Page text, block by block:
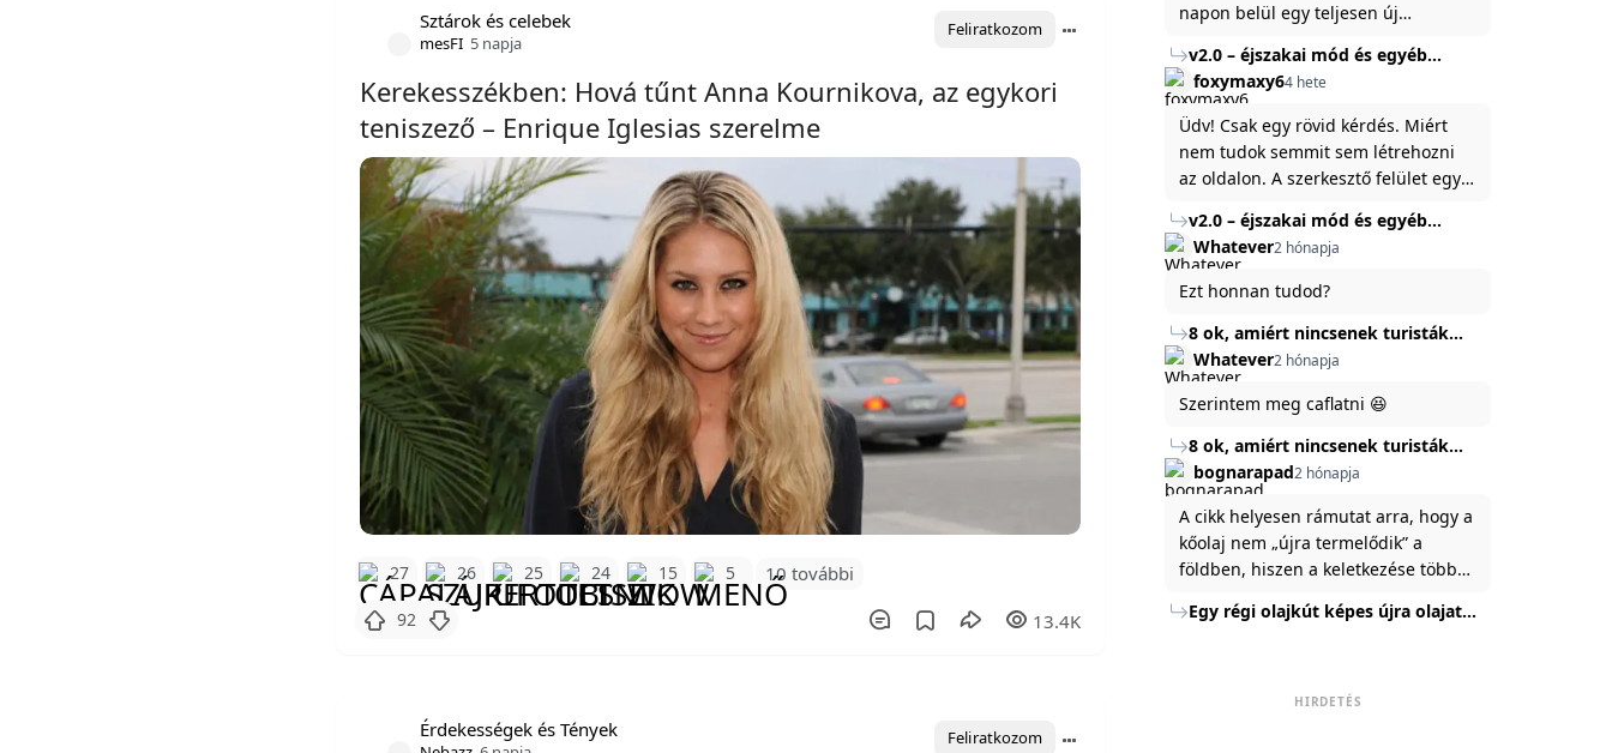
Sztárok és celebek
mesFI 5 napja
Feliratkozom
Kerekesszékben: Hová tűnt Anna Kournikova, az egykori
teniszező – Enrique Iglesias szerelme
27 26 25 24 15 5 10 további
92 13.4K
Érdekességek és Tények Feliratkozom
napon belül egy teljesen új
weboldal legújabb, 3.0-ás verzióját,
és vélhetően ez zavart be kicsit.Egy
baráti megjegyzés: ha nem fontos
és tud várni néhány napot a
tartalom, amit készíteni
szeretnél, inkább várj néhány napot,
mert ég és föld lesz a különbség a
jelenlegi rendszer és az új között -
legfőképpen egyébként épp
tartalomkészítési szempontból! :)
v2.0 – éjszakai mód és egyéb
fejlesztések
foxymaxy64 hete
Üdv! Csak egy rövid kérdés. Miért
nem tudok semmit sem létrehozni
az oldalon. A szerkesztő felület egy
Köszönöm ha válaszoltok.
v2.0 – éjszakai mód és egyéb
fejlesztések
Whatever2 hónapja
Ezt honnan tudod?
8 ok, amiért nincsenek turisták
Törökország Fekete-tenger felőli
partján
Whatever2 hónapja
Szerintem meg caflatni 😆
8 ok, amiért nincsenek turisták
Törökország Fekete-tenger felőli
partján
bognarapad2 hónapja
A cikk helyesen rámutat arra, hogy a
kőolaj nem „újra termelődik” a
földben, hiszen a keletkezése több
Energiaügyi Minisztériuma szerint a
kőzetben marad. A
Egy régi olajkút képes újra olajat
HIRDETÉS